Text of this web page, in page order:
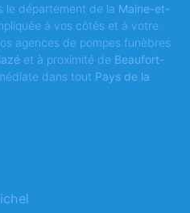
le département de la Maine-et-
à vos côtés et à votre
agences de pompes funèbres
et à proximité de Beaufort-
dans tout Pays de la